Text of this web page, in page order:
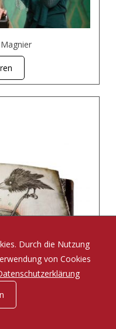
Durch die Nutzung
von Cookies